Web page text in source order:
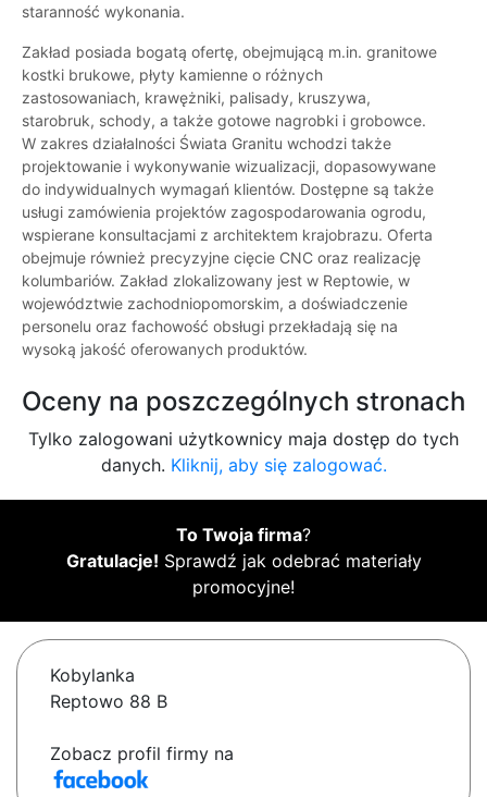
staranność wykonania.
Zakład posiada bogatą ofertę, obejmującą m.in. granitowe
kostki brukowe, płyty kamienne o różnych
zastosowaniach, krawężniki, palisady, kruszywa,
starobruk, schody, a także gotowe nagrobki i grobowce.
W zakres działalności Świata Granitu wchodzi także
projektowanie i wykonywanie wizualizacji, dopasowywane
do indywidualnych wymagań klientów. Dostępne są także
usługi zamówienia projektów zagospodarowania ogrodu,
wspierane konsultacjami z architektem krajobrazu. Oferta
obejmuje również precyzyjne cięcie CNC oraz realizację
kolumbariów. Zakład zlokalizowany jest w Reptowie, w
województwie zachodniopomorskim, a doświadczenie
personelu oraz fachowość obsługi przekładają się na
wysoką jakość oferowanych produktów.
Oceny na poszczególnych stronach
Tylko zalogowani użytkownicy maja dostęp do tych
danych. Kliknij, aby się zalogować.
To Twoja firma?
Gratulacje! Sprawdź jak odebrać materiały
promocyjne!
Kobylanka
Reptowo 88 B
Zobacz profil firmy na